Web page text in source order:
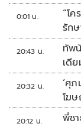
0:01 น.
“โคร
รัก
20:43 น.
ทัพ
เดี
20:32 น.
‘ศุ
โฆ
20:12 น.
พี่ช